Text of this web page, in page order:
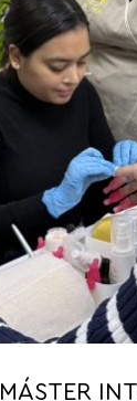
MÁSTER